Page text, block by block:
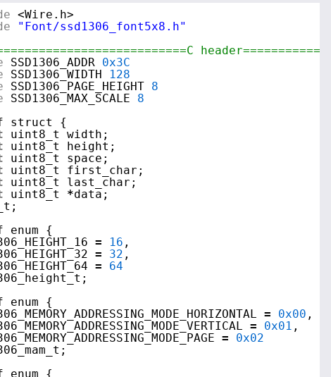
<Wire.h>
"Font/ssd1306_font5x8.h"
SSD1306_ADDR 0x3C
SSD1306_WIDTH
128
SSD1306_PAGE_HEIGHT 8
SSD1306_MAX_SCALE 8
struct {
uint8_t width;
uint8_t height;
uint8_t space;
uint8_t first_char;
uint8_t last_char;
uint8_t *data;
enum {
= 16 ,
= 32 ,
=
64
enum {
= 0x00 ,
= 0x01 ,
=
0x02
enum {